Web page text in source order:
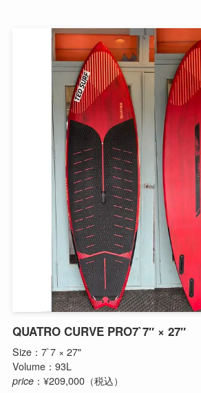
QUATRO CURVE PRO7`7″ × 27″
Size：7`7 × 27"
Volume：93L
price：¥209,000（税込）